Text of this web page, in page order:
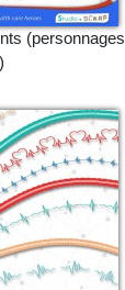
(personnages